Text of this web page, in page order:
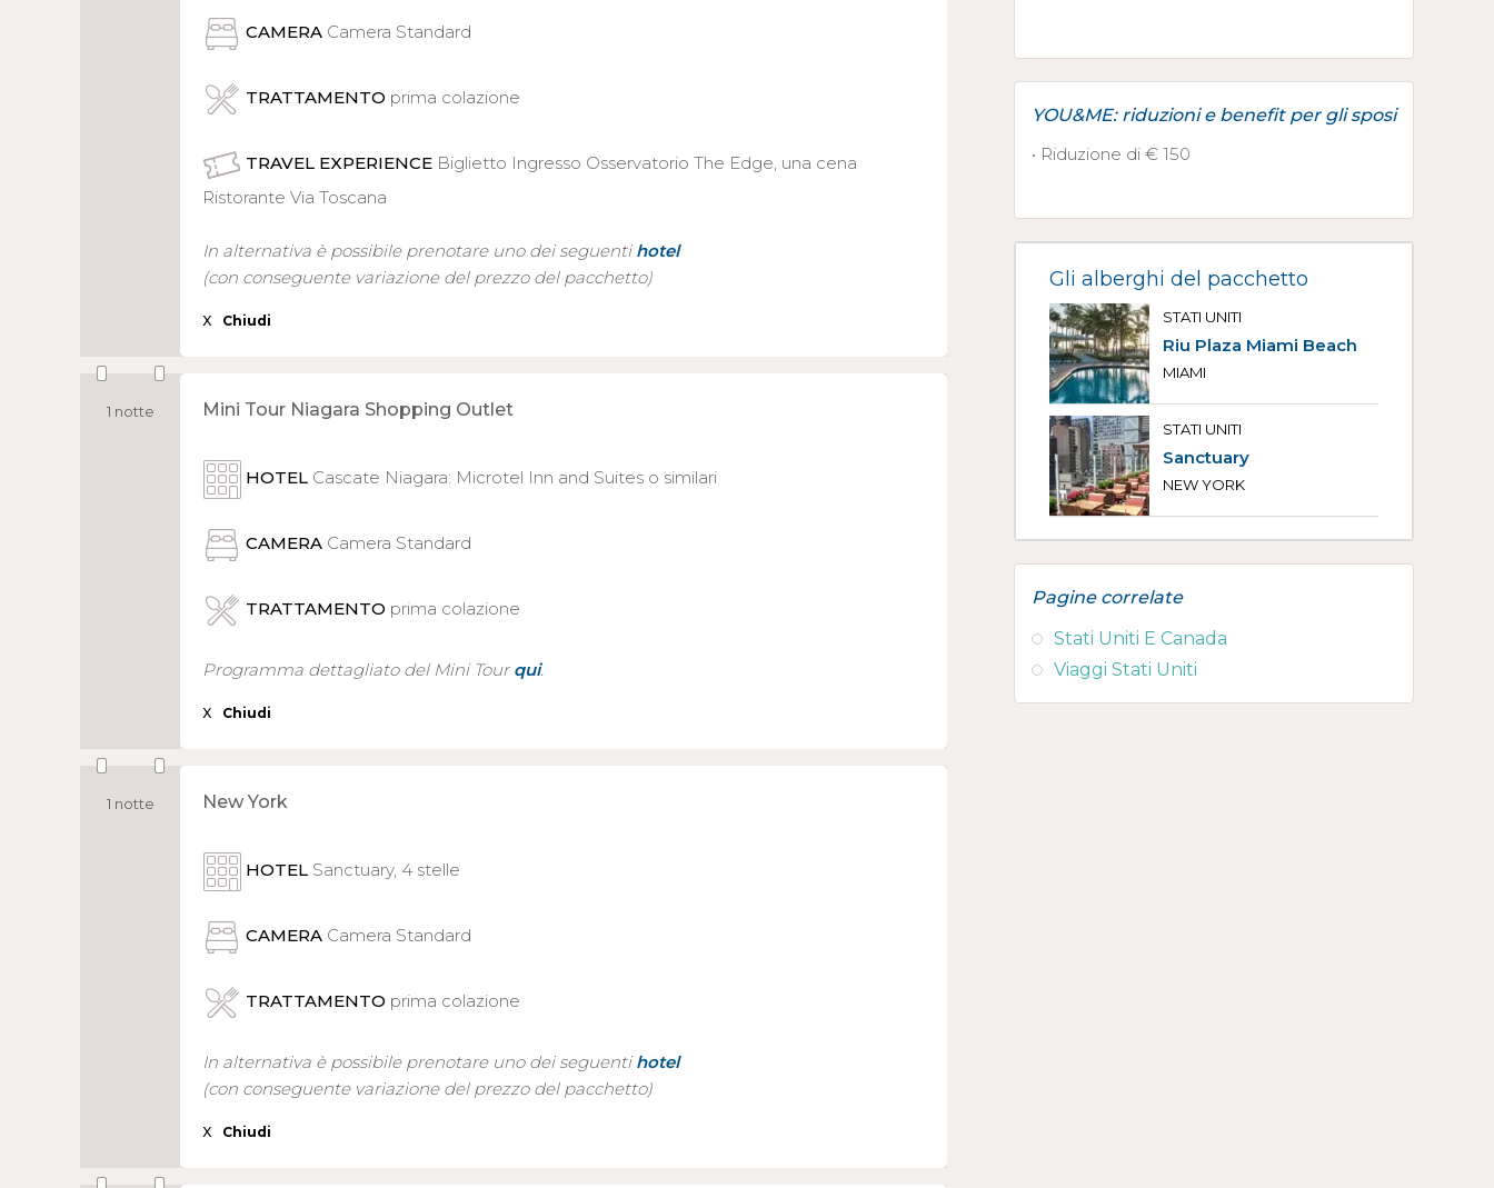
CAMERA Camera Standard
TRATTAMENTO prima colazione
TRAVEL EXPERIENCE Biglietto Ingresso Osservatorio The Edge, una cena
Ristorante Via Toscana
In alternativa è possibile prenotare uno dei seguenti hotel
(con conseguente variazione del prezzo del pacchetto)
X Chiudi
1 notte Mini Tour Niagara Shopping Outlet
HOTEL Cascate Niagara: Microtel Inn and Suites o similari
CAMERA Camera Standard
TRATTAMENTO prima colazione
Programma dettagliato del Mini Tour qui.
X Chiudi
1 notte New York
HOTEL Sanctuary, 4 stelle
CAMERA Camera Standard
TRATTAMENTO prima colazione
In alternativa è possibile prenotare uno dei seguenti hotel
(con conseguente variazione del prezzo del pacchetto)
X Chiudi
YOU&ME: riduzioni e benefit per gli sposi
• Riduzione di € 150
Gli alberghi del pacchetto
STATI UNITI
Riu Plaza Miami Beach
MIAMI
STATI UNITI
Sanctuary
NEW YORK
Pagine correlate
Stati Uniti E Canada
Viaggi Stati Uniti